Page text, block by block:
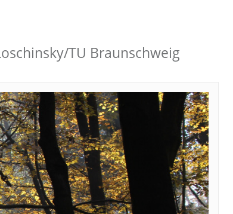
TU Braunschweig